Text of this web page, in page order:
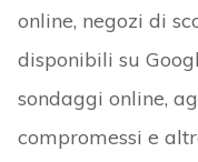
online, negozi di
disponibili su
sondaggi online,
compromessi e